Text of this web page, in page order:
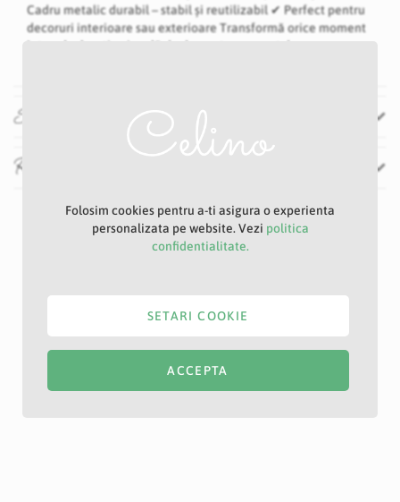
Cadru metalic durabil – stabil și reutilizabil ✔ Perfect pentru
decoruri interioare sau exterioare Transformă orice moment
Specificatii
Recenzii
Folosim cookies pentru a-ti asigura o experienta
personalizata pe website. Vezi politica
confidentialitate.
ACCEPTA
SETARI COOKIE